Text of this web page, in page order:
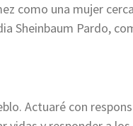
como una mujer
Sheinbaum Pardo,
Actuaré con